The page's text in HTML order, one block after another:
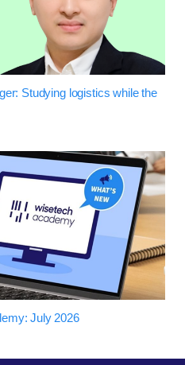
Studying logistics while the
July 2026